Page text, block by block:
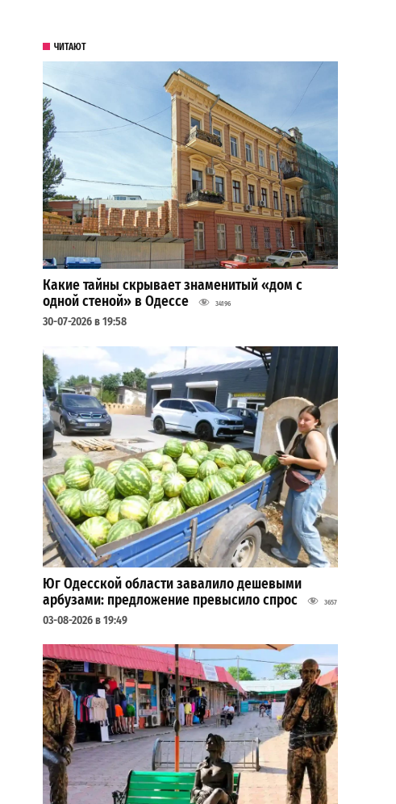
ЧИТАЮТ
Какие тайны скрывает знаменитый «дом с
одной стеной» в Одессе
34196
30-07-2026 в 19:58
Юг Одесской области завалило дешевыми
арбузами: предложение превысило спрос
3657
03-08-2026 в 19:49